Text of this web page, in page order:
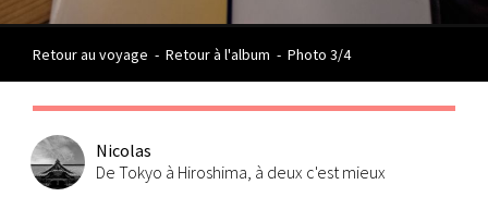
Retour au voyage - Retour à l'album - Photo 3/4
Nicolas
De Tokyo à Hiroshima, à deux c'est mieux